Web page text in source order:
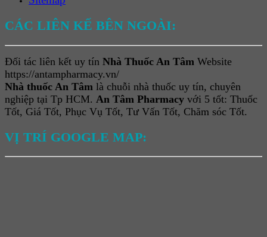
CÁC LIÊN KẾ BÊN NGOÀI:
Đối tác liên kết uy tín Nhà Thuốc An Tâm Website
https://antampharmacy.vn/
Nhà thuốc An Tâm là chuỗi nhà thuốc uy tín, chuyên
nghiệp tại Tp HCM. An Tâm Pharmacy với 5 tốt: Thuốc
Tốt, Giá Tốt, Phục Vụ Tốt, Tư Vấn Tốt, Chăm sóc Tốt.
VỊ TRÍ GOOGLE MAP: